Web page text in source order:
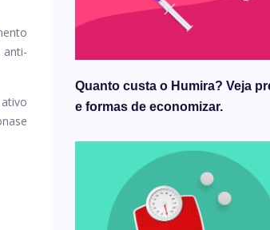
anti-
Quanto custa o Humira? Veja
e formas de economizar.